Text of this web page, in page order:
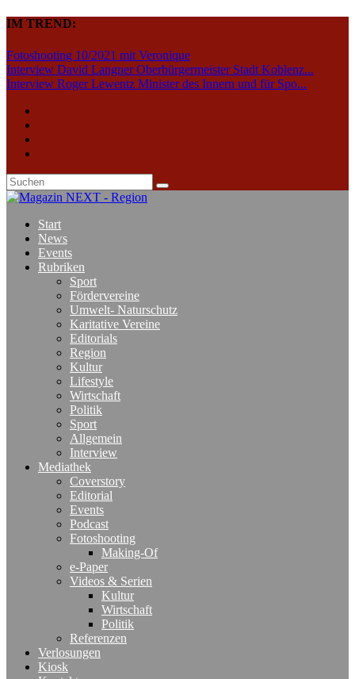
IM TREND:
Fotoshooting 10/2021 mit Veronique
Interview David Langner Oberbürgermeister Stadt Koblenz...
Interview Roger Lewentz Minister des Innern und für Spo...
Start
News
Events
Rubriken
Sport
Fördervereine
Umwelt- Naturschutz
Karitative Vereine
Editorials
Region
Kultur
Lifestyle
Wirtschaft
Politik
Sport
Allgemein
Interview
Mediathek
Coverstory
Editorial
Events
Podcast
Fotoshooting
Making-Of
e-Paper
Videos & Serien
Kultur
Wirtschaft
Politik
Referenzen
Verlosungen
Kiosk